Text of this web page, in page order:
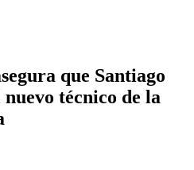
que Santiago
técnico de la